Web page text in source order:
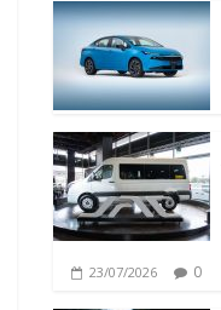
23/07/2026 0